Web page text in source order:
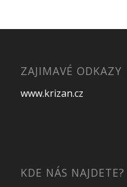
ZAJIMAVÉ ODKAZY
www.krizan.cz
KDE NÁS NAJDETE?